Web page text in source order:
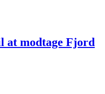
at modtage Fjord